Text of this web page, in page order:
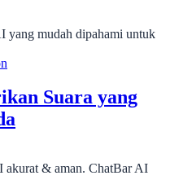
yang mudah dipahami untuk
Suara yang
akurat & aman. ChatBar AI